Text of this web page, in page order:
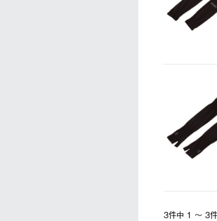
3件中 1 〜 3